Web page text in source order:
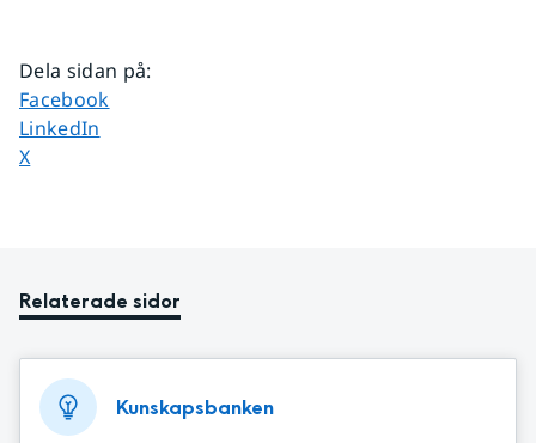
Dela sidan på:
Dela sidan på
Facebook
Dela sidan på
LinkedIn
Dela sidan på
X
Relaterade sidor
Kunskapsbanken